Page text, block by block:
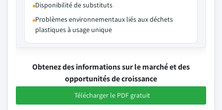
Disponibilité de substituts
Problèmes environnementaux liés aux déchets
plastiques à usage unique
Obtenez des informations sur le marché et des
opportunités de croissance
Télécharger le PDF gratuit